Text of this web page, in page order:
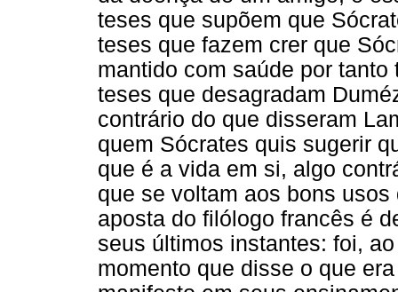
teses que supõem que
teses que fazem crer que
mantido com saúde por
teses que desagradam
contrário do que disseram
quem Sócrates quis sugerir
que é a vida em si, algo
que se voltam aos bons
aposta do filólogo francês é
seus últimos instantes: foi,
momento que disse o que